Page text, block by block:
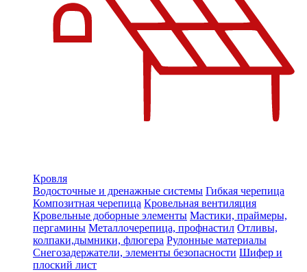
Кровля
Водосточные и дренажные системы Гибкая черепица
Композитная черепица Кровельная вентиляция
Кровельные доборные элементы Мастики, праймеры,
пергамины Металлочерепица, профнастил Отливы,
колпаки,дымники, флюгера Рулонные материалы
Снегозадержатели, элементы безопасности Шифер и
плоский лист